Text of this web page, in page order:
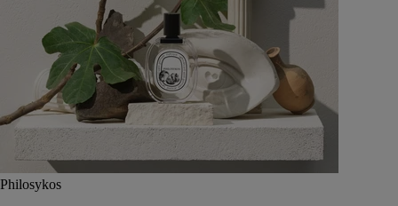
Philosykos